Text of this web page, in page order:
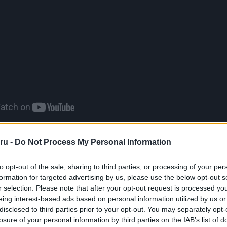
- Do Not Process My Personal Information
opt-out of the sale, sharing to third parties, or processing of your
for targeted advertising by us, please use the below opt-out
selection. Please note that after your opt-out request is processed
interest-based ads based on personal information utilized by us
to third parties prior to your opt-out. You may separately
of your personal information by third parties on the IAB’s list of
megjelent az Élő nézet, ez egy AR alapú gyalogos navigációs
nélkül lehet körbenézni a tervezett helyszínen. A Google
számos részletet osztott meg a Térképekről, érdemes
már az új Maps fut?